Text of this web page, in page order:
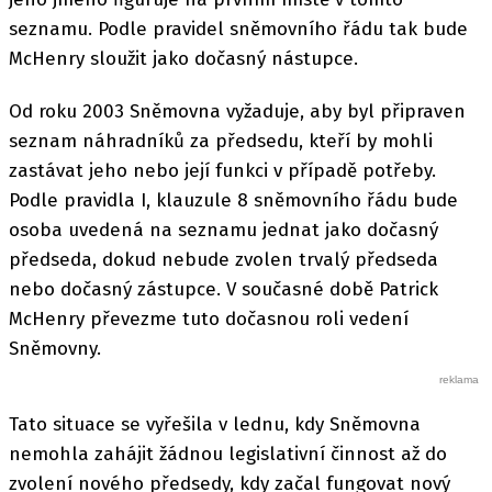
seznamu. Podle pravidel sněmovního řádu tak bude
McHenry sloužit jako dočasný nástupce.
Od roku 2003 Sněmovna vyžaduje, aby byl připraven
seznam náhradníků za předsedu, kteří by mohli
zastávat jeho nebo její funkci v případě potřeby.
Podle pravidla I, klauzule 8 sněmovního řádu bude
osoba uvedená na seznamu jednat jako dočasný
předseda, dokud nebude zvolen trvalý předseda
nebo dočasný zástupce. V současné době Patrick
McHenry převezme tuto dočasnou roli vedení
Sněmovny.
Tato situace se vyřešila v lednu, kdy Sněmovna
nemohla zahájit žádnou legislativní činnost až do
zvolení nového předsedy, kdy začal fungovat nový